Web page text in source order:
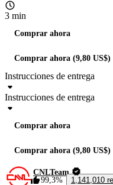
3 min
Comprar ahora
Comprar ahora (9,80 US$)
Instrucciones de entrega
Instrucciones de entrega
Comprar ahora
Comprar ahora (9,80 US$)
CNLTeam
99,3%
1,141,010